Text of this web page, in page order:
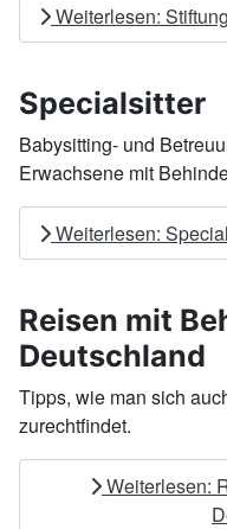
Weiterlesen:
Specialsitter
Babysitting- und
Erwachsene mit
Weiterlesen:
Reisen mit
Deutschland
Tipps, wie man sich
zurechtfindet.
Weiterlesen: